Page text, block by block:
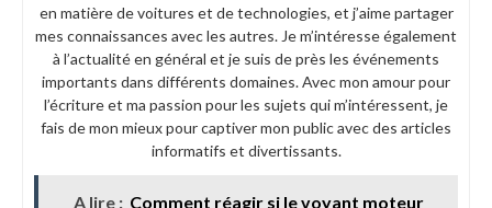
en matière de voitures et de technologies, et j’aime partager
mes connaissances avec les autres. Je m’intéresse également
à l’actualité en général et je suis de près les événements
importants dans différents domaines. Avec mon amour pour
l’écriture et ma passion pour les sujets qui m’intéressent, je
fais de mon mieux pour captiver mon public avec des articles
informatifs et divertissants.
A lire : Comment réagir si le voyant moteur